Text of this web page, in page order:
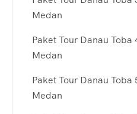
Medan
Paket Tour Danau
Medan
Paket Tour Danau
Medan